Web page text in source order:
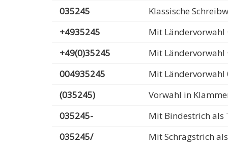
035245
Klassische
+4935245
Mit Ländervorwahl
+49(0)35245
Mit
004935245
Mit Ländervorwahl
(035245)
Vorwahl in
035245-
Mit Bindestrich als
035245/
Mit Schrägstrich